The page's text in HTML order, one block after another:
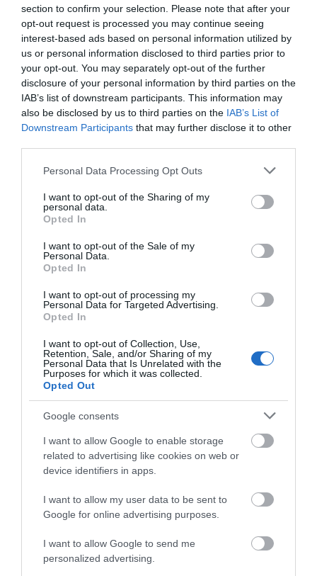
section to confirm your selection. Please note that after your
opt-out request is processed you may continue seeing
interest-based ads based on personal information utilized by
us or personal information disclosed to third parties prior to
your opt-out. You may separately opt-out of the further
disclosure of your personal information by third parties on the
IAB’s list of downstream participants. This information may
also be disclosed by us to third parties on the IAB’s List of
Downstream Participants that may further disclose it to other
Please note that this website/app uses one or more Google
not limited to your visit or usage behaviour. You may click to
grant or deny consent to Google and its third-party tags to
use your data for below specified purposes in below Google
consent section.
Personal Data Processing Opt Outs
I want to opt-out of the Sharing of my
personal data.
Opted In
I want to opt-out of the Sale of my
Personal Data.
Opted In
I want to opt-out of processing my
Personal Data for Targeted Advertising.
Opted In
I want to opt-out of Collection, Use,
Retention, Sale, and/or Sharing of my
Personal Data that Is Unrelated with the
Purposes for which it was collected.
Opted Out
Google consents
I want to allow Google to enable storage
related to advertising like cookies on web or
device identifiers in apps.
I want to allow my user data to be sent to
Google for online advertising purposes.
I want to allow Google to send me
personalized advertising.
Προτεινόμενα άρθρα
ΡΑΦΗΝΑ – ΘΕΟΥΤΑ σημειώσατε…